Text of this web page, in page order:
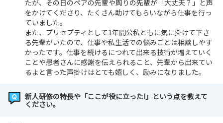
たが、その日のペアの先輩や周りの先輩が「大丈夫？」と声
をかけてくださり、たくさん助けてもらいながら仕事を行っ
ていました。
また、プリセプティとして1年間公私ともに気に掛けて下さ
る先輩がいたので、仕事や私生活での悩みごとは相談しやす
かったです。仕事を続けるにつれて出来る技術が増えていく
ことや患者さんに感謝を伝えられること、先輩から出来てい
るよと言った声掛けはとても嬉しく、励みになりました。
新人研修の特長や「ここが役に立った!」という点を教えて
ください。